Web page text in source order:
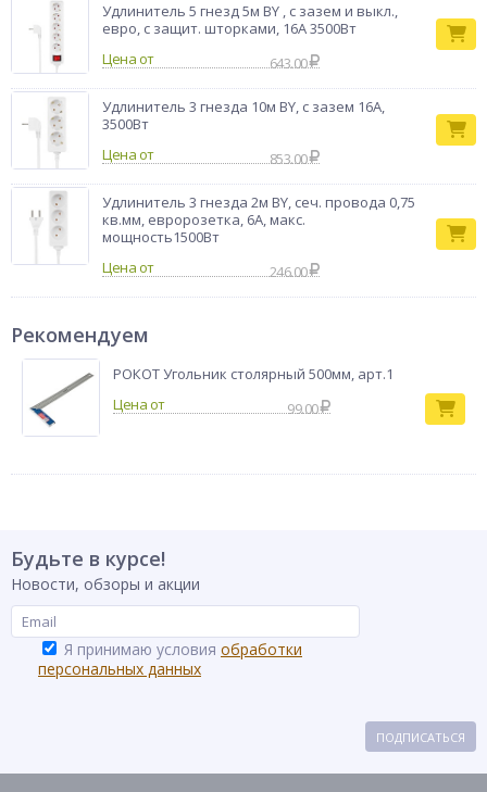
Удлинитель 5 гнезд 5м BY , с зазем и выкл.,
евро, с защит. шторками, 16A 3500Вт
Цена от
643.00
Удлинитель 3 гнезда 10м BY, с зазем 16А,
3500Вт
Цена от
853.00
Удлинитель 3 гнезда 2м BY, сеч. провода 0,75
кв.мм, евророзетка, 6A, макс.
мощность1500Вт
Цена от
246.00
Рекомендуем
РОКОТ Угольник столярный 500мм, арт.1
99.00
Будьте в курсе!
Новости, обзоры и акции
Я принимаю условия обработки
персональных данных
ПОДПИСАТЬСЯ